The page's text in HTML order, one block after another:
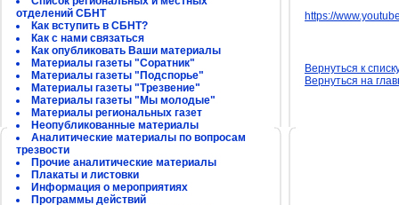
отделений СБНТ
Как вступить в СБНТ?
Как с нами связаться
Как опубликовать Ваши материалы
Материалы газеты "Соратник"
Материалы газеты "Подспорье"
Материалы газеты "Трезвение"
Материалы газеты "Мы молодые"
Материалы региональных газет
Неопубликованные материалы
Аналитические материалы по вопросам
трезвости
Прочие аналитические материалы
Плакаты и листовки
Информация о мероприятиях
Программы действий
https://
Вернуться к
Вернуться на